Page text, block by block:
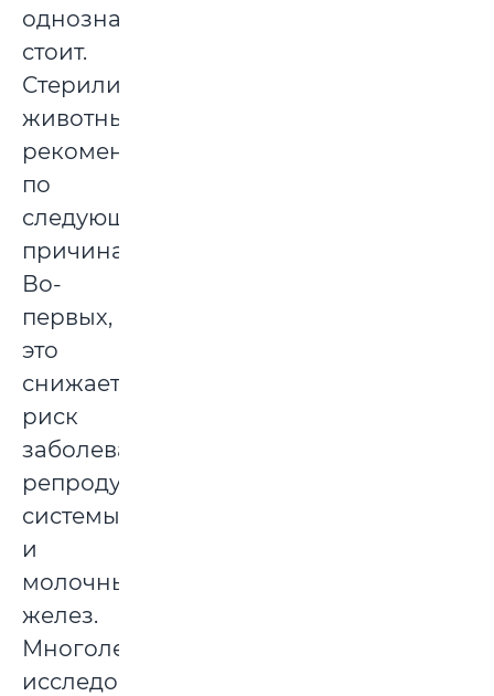
однозначно
стоит.
Стерилизовать
животных
рекомендуется
по
следующим
причинам.
Во-
первых,
это
снижает
риск
заболеваний
репродуктивной
системы
и
молочных
желез.
Многолетними
исследованиями